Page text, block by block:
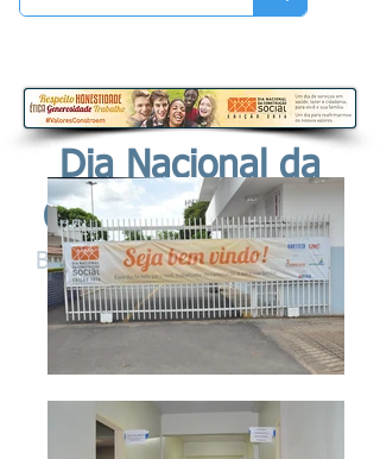
Dia Nacional da
Construção Social
Ba Vista/RR, 27 de agosto de
2016
RESULTADO GERAL